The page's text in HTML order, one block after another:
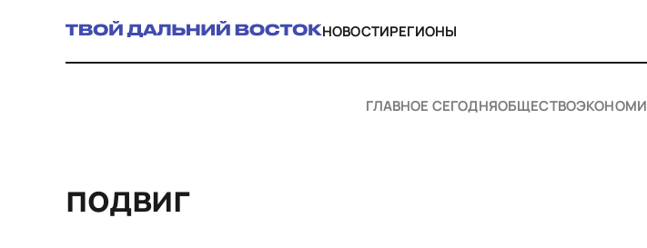
НОВОСТИРЕГИОНЫ
ГЛАВНОЕ СЕГОДНЯОБЩЕСТВО
подвиг